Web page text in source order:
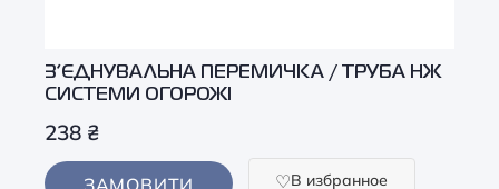
З’ЄДНУВАЛЬНА ПЕРЕМИЧКА / ТРУБА НЖ
СИСТЕМИ ОГОРОЖІ
238 ₴
ЗАМОВИТИ В избранное